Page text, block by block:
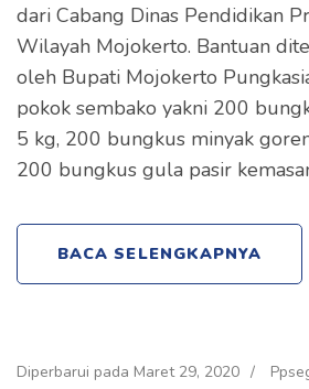
dari Cabang Dinas Pendidikan
Wilayah Mojokerto. Bantuan
oleh Bupati Mojokerto
pokok sembako yakni 200
5 kg, 200 bungkus minyak
200 bungkus gula pasir
BACA SELENGKAPNYA
Diperbarui pada Maret 29, 2020 /